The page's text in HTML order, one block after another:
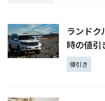
ランドク
時の値引
値引き